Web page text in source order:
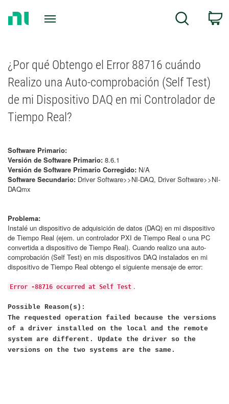
Search
¿Por qué Obtengo el Error 88716 cuándo
Realizo una Auto-comprobación (Self Test)
de mi Dispositivo DAQ en mi Controlador de
Tiempo Real?
Software Primario:
Versión de Software Primario: 8.6.1
Versión de Software Primario Corregido: N/A
Software Secundario: Driver Software>>NI-DAQ, Driver Software>>NI-
DAQmx
Problema:
Instalé un dispositivo de adquisición de datos (DAQ) en mi dispositivo
de Tiempo Real (ejem. un controlador PXI de Tiempo Real o una PC
convertida a dispositivo de Tiempo Real). Cuando realizo una auto-
comprobación (Self Test) en mis dispositivos DAQ instalados en mi
dispositivo de Tiempo Real obtengo el siguiente mensaje de error:
Error -88716 occurred at Self Test .
Possible Reason(s):
The requested operation failed because the versions
of a driver installed on the local and the remote
system are different. Update the driver so the
versions on the two systems are the same.